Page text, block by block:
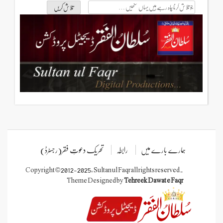
تلاش
چاہ
ہیں
لکھیں
ہمارے بارے میں رابطہ تحریک دعوتِ فقر(رجسٹرڈ)
Copyright © 2012-2025, Sultan ul Faqr all rights reserved.
Theme Designed byTehreek Dawat e Faqr